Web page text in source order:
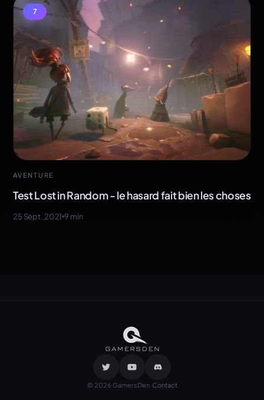
7
AVENTURE
Test Lost in Random - le hasard fait bien les choses
25 Sept. 2021 9 min
© 2026 GamersDen· Contact